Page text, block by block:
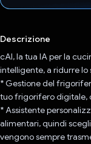
Descrizione
cAI, la tua IA per la
intelligente, a ridurre lo
* Gestione del
tuo frigorifero digitale,
* Assistente
alimentari, quindi
vengono sempre